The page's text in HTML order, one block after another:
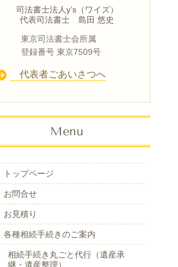
司法書士法人y’s（ワイズ）
代表司法書士 島田 悠史
東京司法書士会所属
登録番号 東京7509号
代表者ごあいさつへ
Menu
トップページ
お問合せ
お見積り
各種相続手続きのご案内
相続手続き丸ごと代行（遺産承